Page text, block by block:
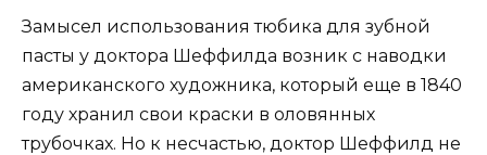
Замысел использования тюбика для зубной
пасты у доктора Шеффилда возник с наводки
американского художника, который еще в 1840
году хранил свои краски в оловянных
трубочках. Но к несчастью, доктор Шеффилд не